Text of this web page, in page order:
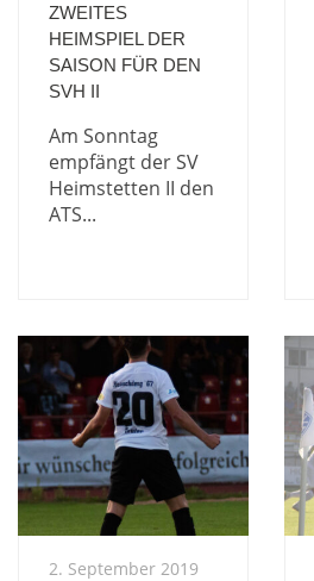
ZWEITES
HEIMSPIEL DER
SAISON FÜR DEN
SVH II
Am Sonntag
empfängt der SV
Heimstetten II den
ATS...
2. September 2019